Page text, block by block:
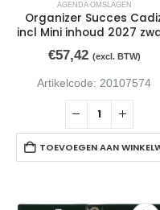
AGENDA OMSLAGEN
Organizer Succes
incl Mini inhoud 2027
€57,42 (excl. BTW)
Artikelcode: 20107574
TOEVOEGEN AAN